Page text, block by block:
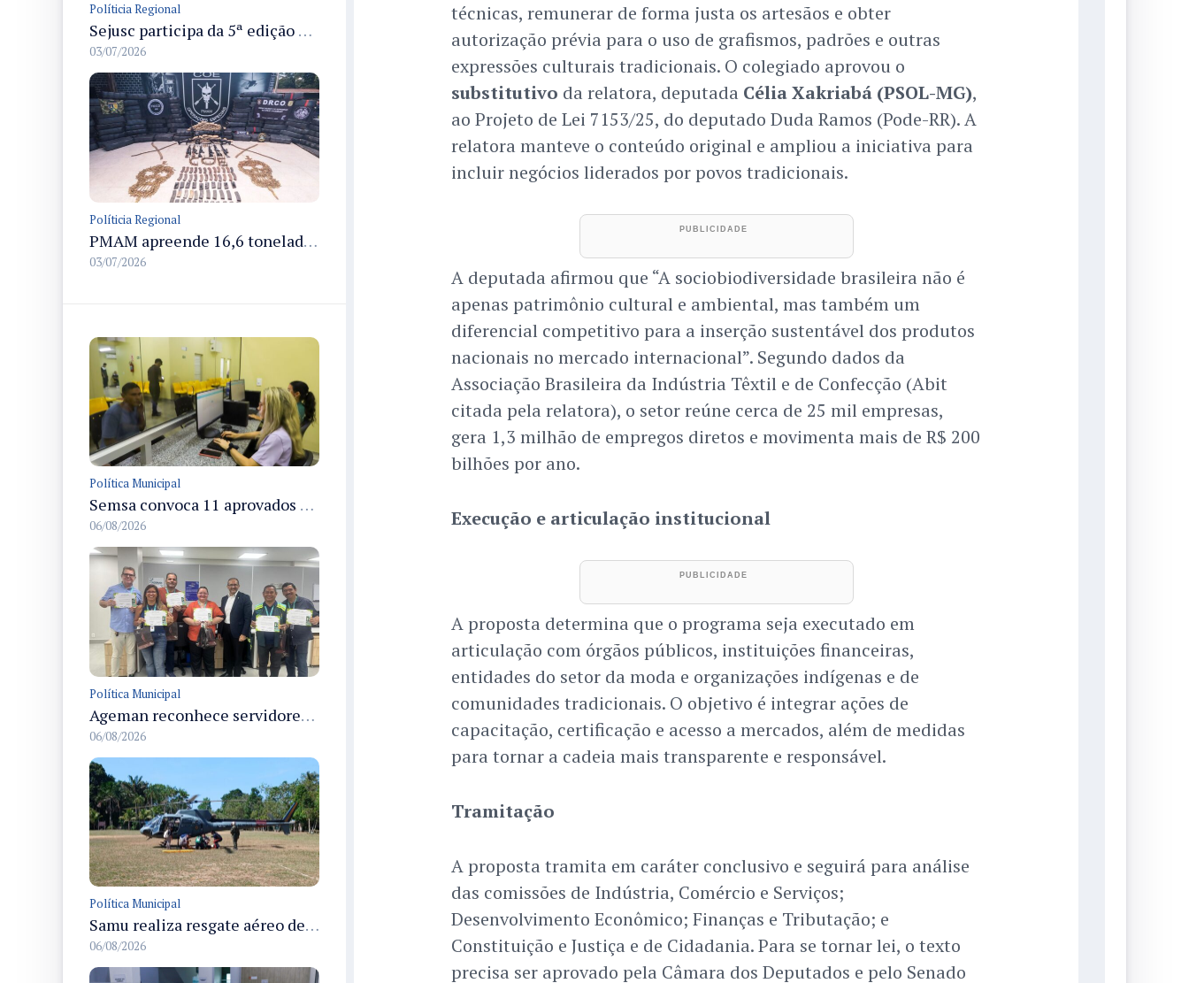
Políticia Regional
Sejusc participa da 5ª edição do Caminhos Literários com foco na cultura hip-hop nas unidades socioeducativas
03/07/2026
Políticia Regional
PMAM apreende 16,6 toneladas de entorpecentes e registra aumento nas prisões em flagrante e nas capturas de foragidos no primeiro semestre de 2026
03/07/2026
Política Municipal
Semsa convoca 11 aprovados do concurso em Manaus para apresentação e posse até 3/9
06/08/2026
Política Municipal
Ageman reconhece servidores por contribuição à sustentabilidade no descarte de resíduos no primeiro semestre de 2026
06/08/2026
Política Municipal
Samu realiza resgate aéreo de adolescente intoxicada em comunidade a 40 km de Manaus
06/08/2026
técnicas, remunerar de forma justa os artesãos e obter
autorização prévia para o uso de grafismos, padrões e outras
expressões culturais tradicionais. O colegiado aprovou o
substitutivo da relatora, deputada Célia Xakriabá (PSOL-MG),
ao Projeto de Lei 7153/25, do deputado Duda Ramos (Pode-RR). A
relatora manteve o conteúdo original e ampliou a iniciativa para
incluir negócios liderados por povos tradicionais.
A deputada afirmou que “A sociobiodiversidade brasileira não é
apenas patrimônio cultural e ambiental, mas também um
diferencial competitivo para a inserção sustentável dos produtos
nacionais no mercado internacional”. Segundo dados da
Associação Brasileira da Indústria Têxtil e de Confecção (Abit
citada pela relatora), o setor reúne cerca de 25 mil empresas,
gera 1,3 milhão de empregos diretos e movimenta mais de R$ 200
bilhões por ano.
Execução e articulação institucional
A proposta determina que o programa seja executado em
articulação com órgãos públicos, instituições financeiras,
entidades do setor da moda e organizações indígenas e de
comunidades tradicionais. O objetivo é integrar ações de
capacitação, certificação e acesso a mercados, além de medidas
para tornar a cadeia mais transparente e responsável.
Tramitação
A proposta tramita em caráter conclusivo e seguirá para análise
das comissões de Indústria, Comércio e Serviços;
Desenvolvimento Econômico; Finanças e Tributação; e
Constituição e Justiça e de Cidadania. Para se tornar lei, o texto
precisa ser aprovado pela Câmara dos Deputados e pelo Senado